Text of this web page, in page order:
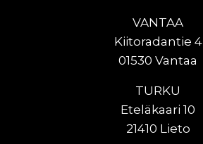
VANTAA
Kiitoradantie 4
01530 Vantaa
TURKU
Eteläkaari 10
21410 Lieto